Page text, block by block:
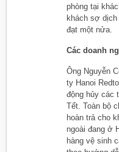
phòng tại
khách sợ
đạt một nửa.
Các doanh
Ông Nguyễn
ty Hanoi
động hủy các
Tết. Toàn bộ
hoàn trả cho
ngoài đang ở
hàng vệ sinh